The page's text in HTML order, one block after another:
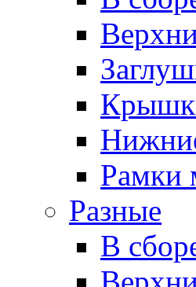
Рамки
Разные
В